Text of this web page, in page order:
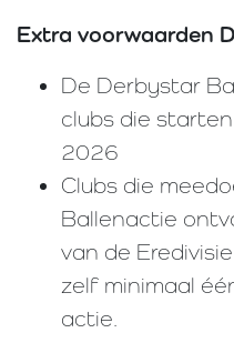
Extra voorwaarden
De Derbystar
clubs die
2026
Clubs die
Ballenactie
van de
zelf minimaal
actie.